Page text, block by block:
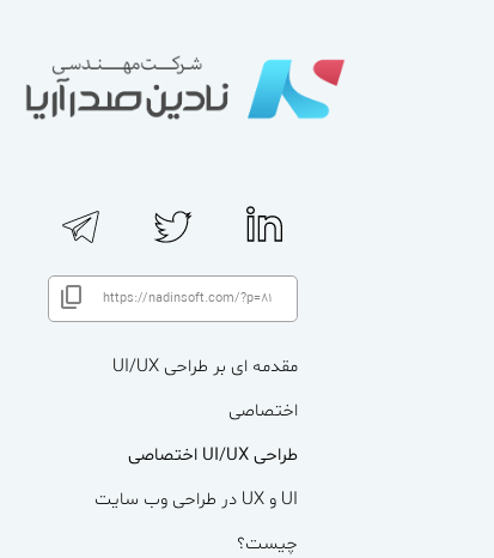
مقدمه ای بر طراحی UI/UX
اختصاصی
طراحی UI/UX اختصاصی
UI وUX در طراحی وب سایت
چیست؟